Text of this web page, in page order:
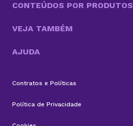
CONTEÚDOS POR PRODUTOS
VEJA TAMBÉM
AJUDA
Contratos e Políticas
Política de Privacidade